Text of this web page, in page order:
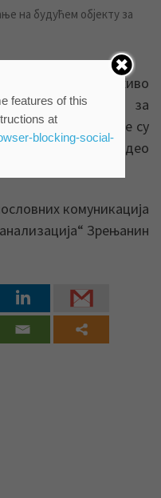
на будућем објекту за
могу уживо
на постројењу за
две камере које су
а чији се видео
Зрењанина.
комуникација
Зрењанин
features of this
at
blocking-social-